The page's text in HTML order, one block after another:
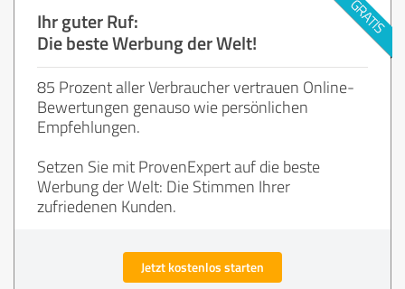
Ihr guter Ruf:
Die beste Werbung der Welt!
85 Prozent aller Verbraucher vertrauen Online-
Bewertungen genauso wie persönlichen
Empfehlungen.
Setzen Sie mit ProvenExpert auf die beste
Werbung der Welt: Die Stimmen Ihrer
zufriedenen Kunden.
Jetzt kostenlos starten